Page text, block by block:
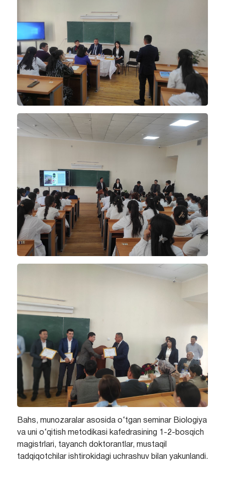
Bahs, munozaralar asosida o‘tgan seminar Biologiya
va uni o‘qitish metodikasi kafedrasining 1-2-bosqich
magistrlari, tayanch doktorantlar, mustaqil
tadqiqotchilar ishtirokidagi uchrashuv bilan yakunlandi.